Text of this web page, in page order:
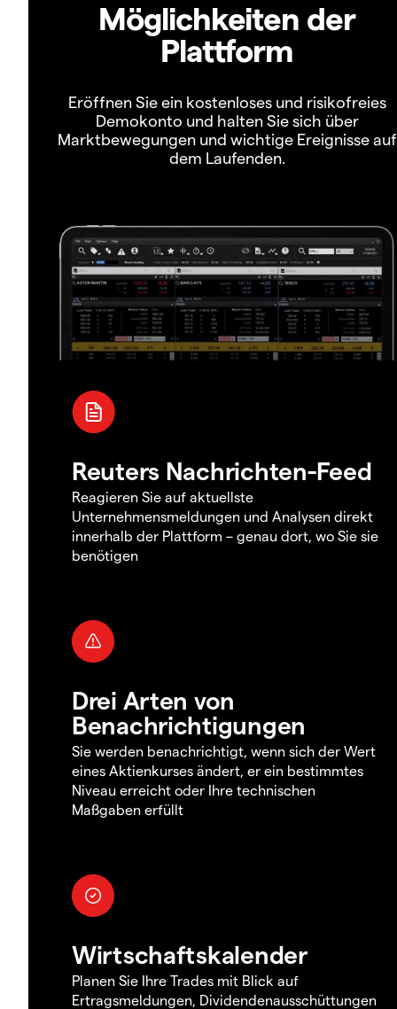
Möglichkeiten der
Plattform
Eröffnen Sie ein kostenloses und risikofreies
Demokonto und halten Sie sich über
Marktbewegungen und wichtige Ereignisse auf
dem Laufenden.
Reuters Nachrichten-Feed
Reagieren Sie auf aktuellste
Unternehmensmeldungen und Analysen direkt
innerhalb der Plattform – genau dort, wo Sie sie
benötigen
Drei Arten von
Benachrichtigungen
Sie werden benachrichtigt, wenn sich der Wert
eines Aktienkurses ändert, er ein bestimmtes
Niveau erreicht oder Ihre technischen
Maßgaben erfüllt
Wirtschaftskalender
Planen Sie Ihre Trades mit Blick auf
Ertragsmeldungen, Dividendenausschüttungen